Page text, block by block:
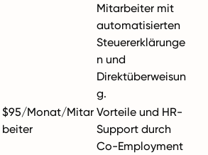
Mitarbeiter mit
automatisierten
Steuererklärunge
n und
Direktüberweisun
g.
$95/Monat/Mitar
beiter
Vorteile und HR-
Support durch
Co-Employment